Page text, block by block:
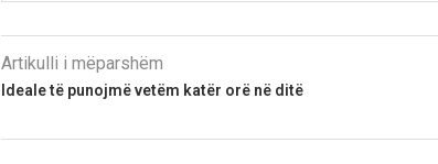
Artikulli i mëparshëm
Ideale të punojmë vetëm katër orë në ditë